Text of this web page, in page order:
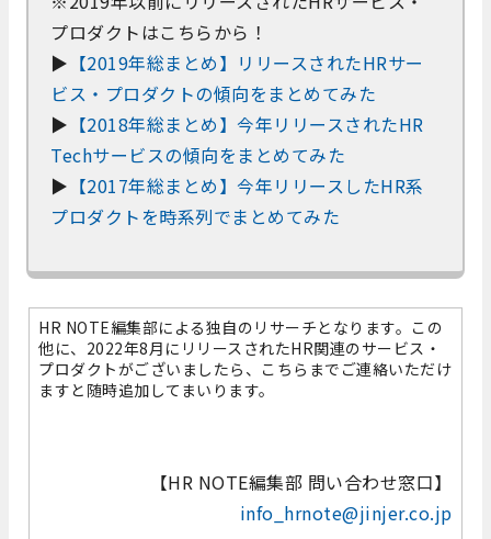
プロダクトはこちらから！
▶ 【2019年総まとめ】リリースされたHRサー
ビス・プロダクトの傾向をまとめてみた
▶ 【2018年総まとめ】今年リリースされたHR
Techサービスの傾向をまとめてみた
▶ 【2017年総まとめ】今年リリースしたHR系
プロダクトを時系列でまとめてみた
HR NOTE編集部による独自のリサーチとなります。この
他に、2022年8月にリリースされたHR関連のサービス・
プロダクトがございましたら、こちらまでご連絡いただけ
ますと随時追加してまいります。
【HR NOTE編集部 問い合わせ窓口】
info_hrnote@jinjer.co.jp